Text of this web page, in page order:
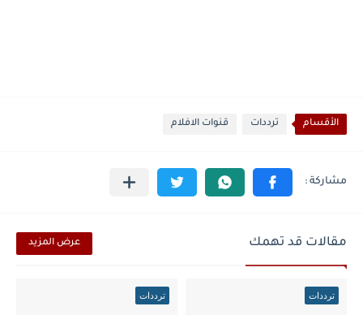
الأقسام ترددات قنوات الافلام
مقالات قد تهمك عرض المزيد
ترددات ترددات